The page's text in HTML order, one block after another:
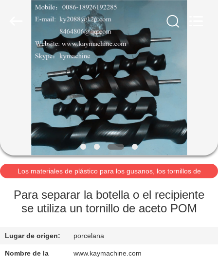
INICIO
PRODUCTOS
NOSOTROS
VISITA
A
LA
FÁBRICA
CONTROL
DE
Los materiales de plástico para los gusanos, los tornillos de
Para separar la botella o el recipiente
se utiliza un tornillo de aceto POM
Lugar de origen: porcelana
Nombre de la
www.kaymachine.com